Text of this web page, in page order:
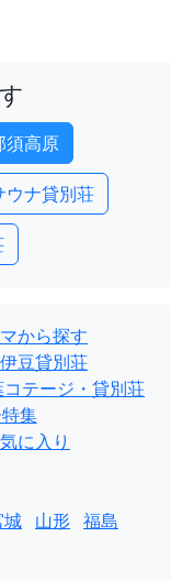
須高原
ウナ貸別荘
から探す
豆貸別荘
テージ・貸別荘
集
に入り
城 山形 福島